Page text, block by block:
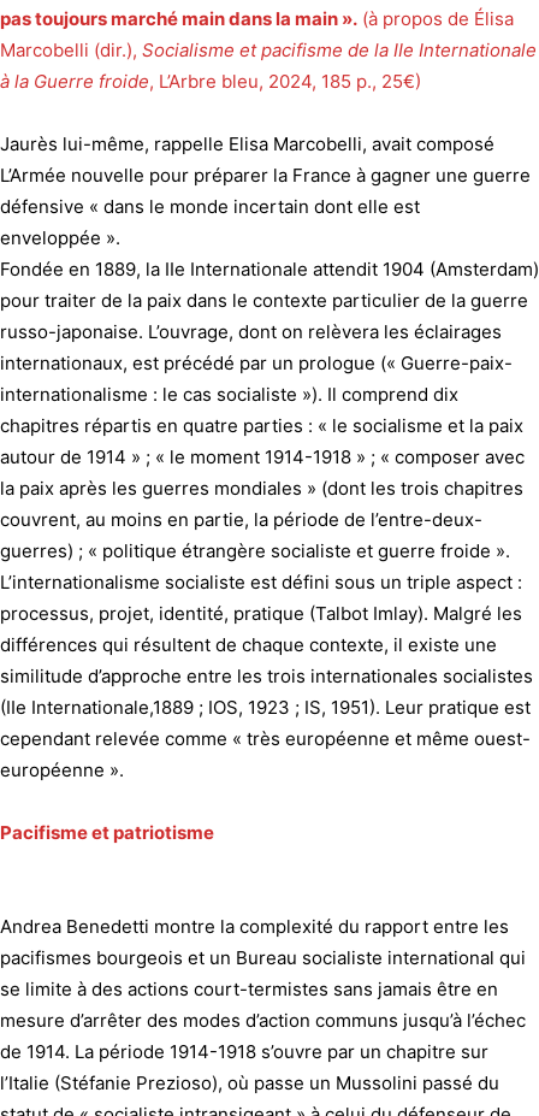
pas toujours marché main dans la main ». (à propos de Élisa
Marcobelli (dir.), Socialisme et pacifisme de la IIe Internationale
à la Guerre froide, L’Arbre bleu, 2024, 185 p., 25€)
Jaurès lui-même, rappelle Elisa Marcobelli, avait composé
L’Armée nouvelle pour préparer la France à gagner une guerre
défensive « dans le monde incertain dont elle est
enveloppée ».
Fondée en 1889, la IIe Internationale attendit 1904 (Amsterdam)
pour traiter de la paix dans le contexte particulier de la guerre
russo-japonaise. L’ouvrage, dont on relèvera les éclairages
internationaux, est précédé par un prologue (« Guerre-paix-
internationalisme : le cas socialiste »). Il comprend dix
chapitres répartis en quatre parties : « le socialisme et la paix
autour de 1914 » ; « le moment 1914-1918 » ; « composer avec
la paix après les guerres mondiales » (dont les trois chapitres
couvrent, au moins en partie, la période de l’entre-deux-
guerres) ; « politique étrangère socialiste et guerre froide ».
L’internationalisme socialiste est défini sous un triple aspect :
processus, projet, identité, pratique (Talbot Imlay). Malgré les
différences qui résultent de chaque contexte, il existe une
similitude d’approche entre les trois internationales socialistes
(IIe Internationale,1889 ; IOS, 1923 ; IS, 1951). Leur pratique est
cependant relevée comme « très européenne et même ouest-
européenne ».
Pacifisme et patriotisme
Andrea Benedetti montre la complexité du rapport entre les
pacifismes bourgeois et un Bureau socialiste international qui
se limite à des actions court-termistes sans jamais être en
mesure d’arrêter des modes d’action communs jusqu’à l’échec
de 1914. La période 1914-1918 s’ouvre par un chapitre sur
l’Italie (Stéfanie Prezioso), où passe un Mussolini passé du